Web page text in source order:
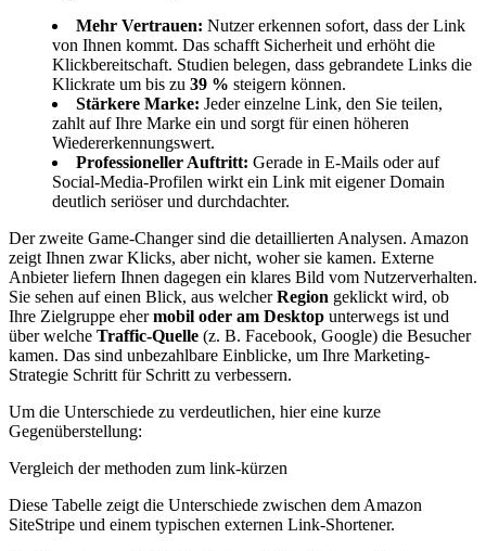
Mehr Vertrauen: Nutzer erkennen sofort, dass der Link
von Ihnen kommt. Das schafft Sicherheit und erhöht die
Klickbereitschaft. Studien belegen, dass gebrandete Links die
Klickrate um bis zu 39 % steigern können.
Stärkere Marke: Jeder einzelne Link, den Sie teilen,
zahlt auf Ihre Marke ein und sorgt für einen höheren
Wiedererkennungswert.
Professioneller Auftritt: Gerade in E-Mails oder auf
Social-Media-Profilen wirkt ein Link mit eigener Domain
deutlich seriöser und durchdachter.
Der zweite Game-Changer sind die detaillierten Analysen. Amazon
zeigt Ihnen zwar Klicks, aber nicht, woher sie kamen. Externe
Anbieter liefern Ihnen dagegen ein klares Bild vom Nutzerverhalten.
Sie sehen auf einen Blick, aus welcherRegion geklickt wird, ob
Ihre Zielgruppe ehermobil oder am Desktop unterwegs ist und
über welche Traffic-Quelle (z. B. Facebook, Google) die Besucher
kamen. Das sind unbezahlbare Einblicke, um Ihre Marketing-
Strategie Schritt für Schritt zu verbessern.
Um die Unterschiede zu verdeutlichen, hier eine kurze
Gegenüberstellung:
Vergleich der methoden zum link-kürzen
Diese Tabelle zeigt die Unterschiede zwischen dem Amazon
SiteStripe und einem typischen externen Link-Shortener.